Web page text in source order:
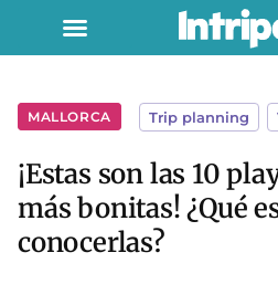
MALLORCA Trip planning
¡Estas son las 10
más bonitas! ¿Qué
conocerlas?